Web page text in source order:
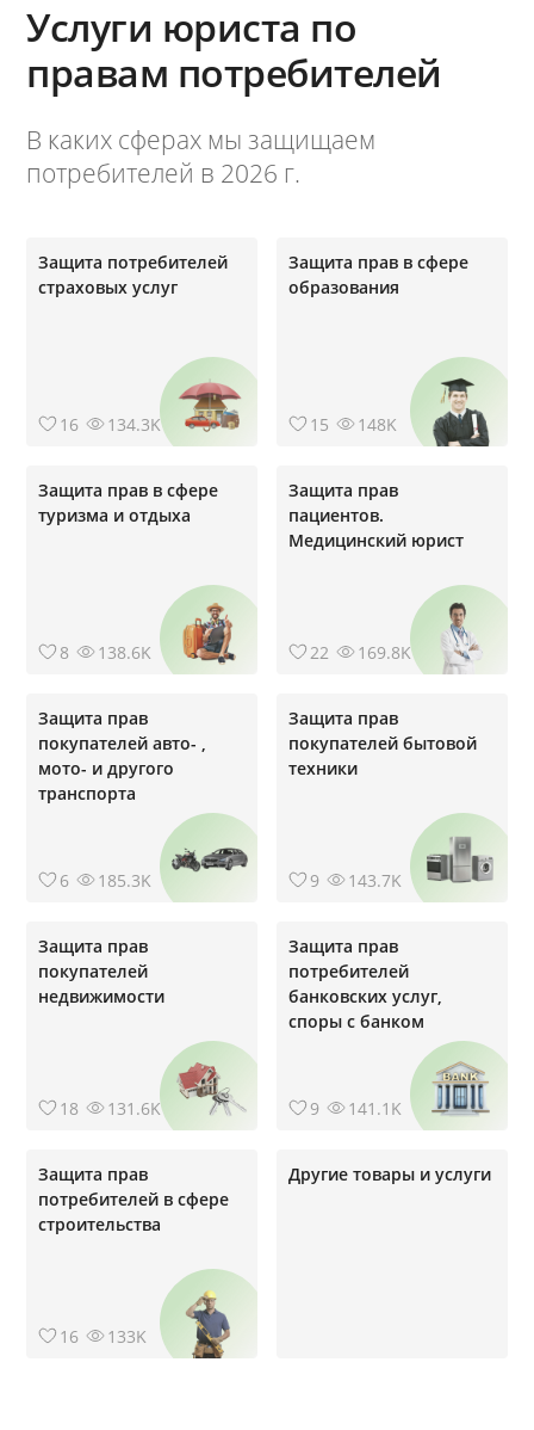
Услуги юриста по
правам потребителей
В каких сферах мы защищаем
потребителей в 2026 г.
Защита потребителей
страховых услуг
16 134.3K
Защита прав в сфере
образования
15 148K
Защита прав в сфере
туризма и отдыха
8 138.6K
Защита прав
пациентов.
Медицинский юрист
22 169.8K
Защита прав
покупателей авто- ,
мото- и другого
транспорта
6 185.3K
Защита прав
покупателей бытовой
техники
9 143.7K
Защита прав
покупателей
недвижимости
18 131.6K
Защита прав
потребителей
банковских услуг,
cпоры с банком
9 141.1K
Защита прав
потребителей в сфере
строительства
16 133K
Другие товары и услуги